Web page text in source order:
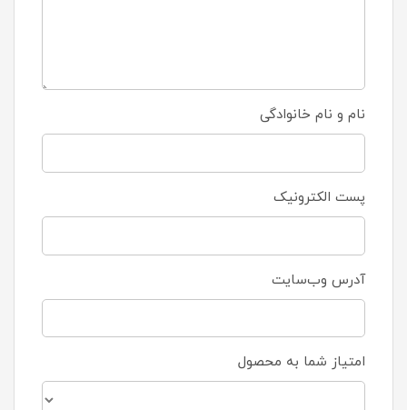
نام و نام خانوادگی
پست الکترونیک
آدرس وب‌سایت
امتیاز شما به محصول